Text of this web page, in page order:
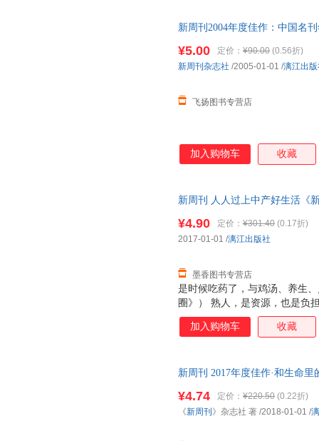
新周刊2004年度佳作：中国名
¥5.00 定价： ¥90.00 (0.56折)
飞扬图书专营店
新周刊杂志社 /2005-01-01 /漓江出
加入购物车 收藏
新周刊 人人过上中产好生活《
是时候吃药了，与鸡汤、养生
圈》） 熟人，是资源，也是负
伤”。（《别，我跟你不熟——
人，不是富有金钱、富有时间
周刊》，记录着2016中国社会
¥4.90 定价： ¥301.40 (0.17折)
墨香图书专营店
2017-01-01 /漓江出版社
加入购物车 收藏
新周刊 2017年度佳作·和生命
票！
¥4.74 定价： ¥220.50 (0.22折)
《新周刊 》杂志社 著 /2018-01-01 /